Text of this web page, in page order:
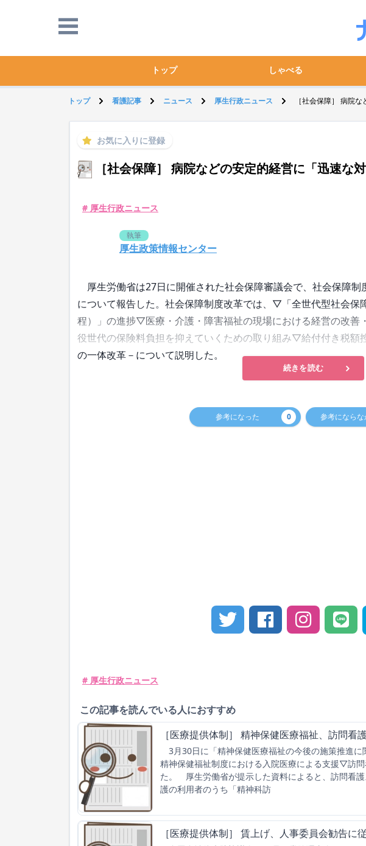
トップ しゃべる
トップ 看護記事 ニュース 厚生行政ニュース ［社会保障］ 病院
お気に入りに登録
［社会保障］ 病院などの安定的経営に「迅速
# 厚生行政ニュース
執筆
厚生政策情報センター
厚生労働省は27日に開催された社会保障審議会で、社会保障
について報告した。社会保障制度改革では、▽「全世代型社会保
程）」の進捗▽医療・介護・障害福祉の現場における経営の改
役世代の保険料負担を抑えていくための取り組み▽給付付き税額
の一体改革－について説明した。
続きを読む
参考になった 0 参考にならな
# 厚生行政ニュース
この記事を読んでいる人におすすめ
［医療提供体制］ 精神保健医療福祉、訪問看
3月30日に「精神保健医療福祉の今後の施策推進
精神保健福祉制度における入院医療による支援▽訪
た。 厚生労働省が提示した資料によると、訪問看
護の利用者のうち「精神科訪
［医療提供体制］ 賃上げ、人事委員会勧告